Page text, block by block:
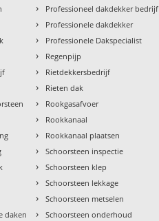
daken
› Professioneel dakdekker bedrijf
› Professionele dakdekker
› Professionele Dakspecialist
› Regenpijp
› Rietdekkersbedrijf
› Rieten dak
› Rookgasafvoer
› Rookkanaal
› Rookkanaal plaatsen
› Schoorsteen inspectie
› Schoorsteen klep
› Schoorsteen lekkage
› Schoorsteen metselen
› Schoorsteen onderhoud